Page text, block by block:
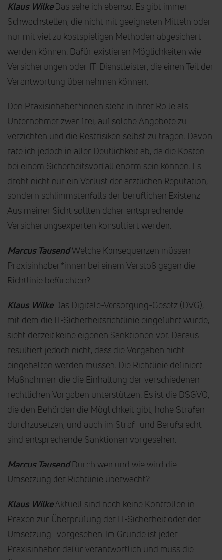
Klaus WilkeDas sehe ich ebenso. Es gibt immer
Schwachstellen, die nicht mit geeigneten Mitteln oder
nur mit viel zu kostspieligen Methoden abgesichert
werden können. Dafür existieren Möglichkeiten wie
Versicherungen oder IT-Dienstleister, die einen Teil der
Verantwortung übernehmen können.
Den Praxisinhaber*innen steht in ihrer Rolle als
Unternehmer zwar frei, auf solche Angebote zu
verzichten und die Restrisiken selbst zu tragen. Davon
rate ich jedoch in aller Deutlichkeit ab, da die Kosten
bei einem Sicherheitsvorfall enorm sein können. Es
droht nicht nur ein Verlust der ärztlichen Reputation,
sondern schlimmstenfalls der beruflichen Existenz
Aus meiner Sicht sollten daher entsprechende
Versicherungsexperten konsultiert werden.
Marcus TausendWelche Konsequenzen müssen
Praxisinhaber*innen bei einem Verstoß gegen die
Richtlinie befürchten?
Klaus WilkeDas Digitale-Versorgung-Gesetz (DVG),
mit dem die IT-Sicherheitsrichtlinie eingeführt wurde,
sieht derzeit keine eigenen Sanktionen vor. Daraus
resultiert jedoch nicht, dass die Vorgaben nicht
eingehalten werden müssen. Die Richtlinie definiert
Maßnahmen, die die Einhaltung der verschiedenen
rechtlichen Vorgaben unterstützen. Es ist die DSGVO,
die den Behörden die Möglichkeit gibt, hohe Strafen
durchzusetzen, und auch im Straf- und Berufsrecht
sind entsprechende Sanktionen vorgesehen.
Marcus TausendDurch wen und wie wird die
Umsetzung der Richtlinie überwacht?
Klaus WilkeAktuell sind noch keine Kontrollen in
Praxen zur Überprüfung der IT-Sicherheit oder der
Umsetzung vorgesehen. Im Grunde ist jeder
Praxisinhaber dafür verantwortlich und muss die